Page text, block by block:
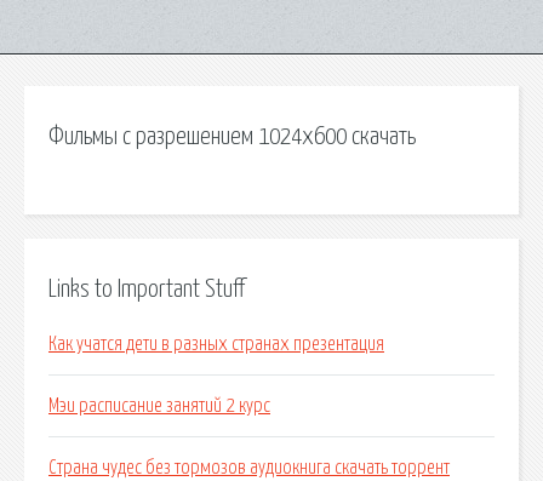
Фильмы с разрешением 1024x600 скачать
Links to Important Stuff
Как учатся дети в разных странах презентация
Мэи расписание занятий 2 курс
Страна чудес без тормозов аудиокнига скачать торрент